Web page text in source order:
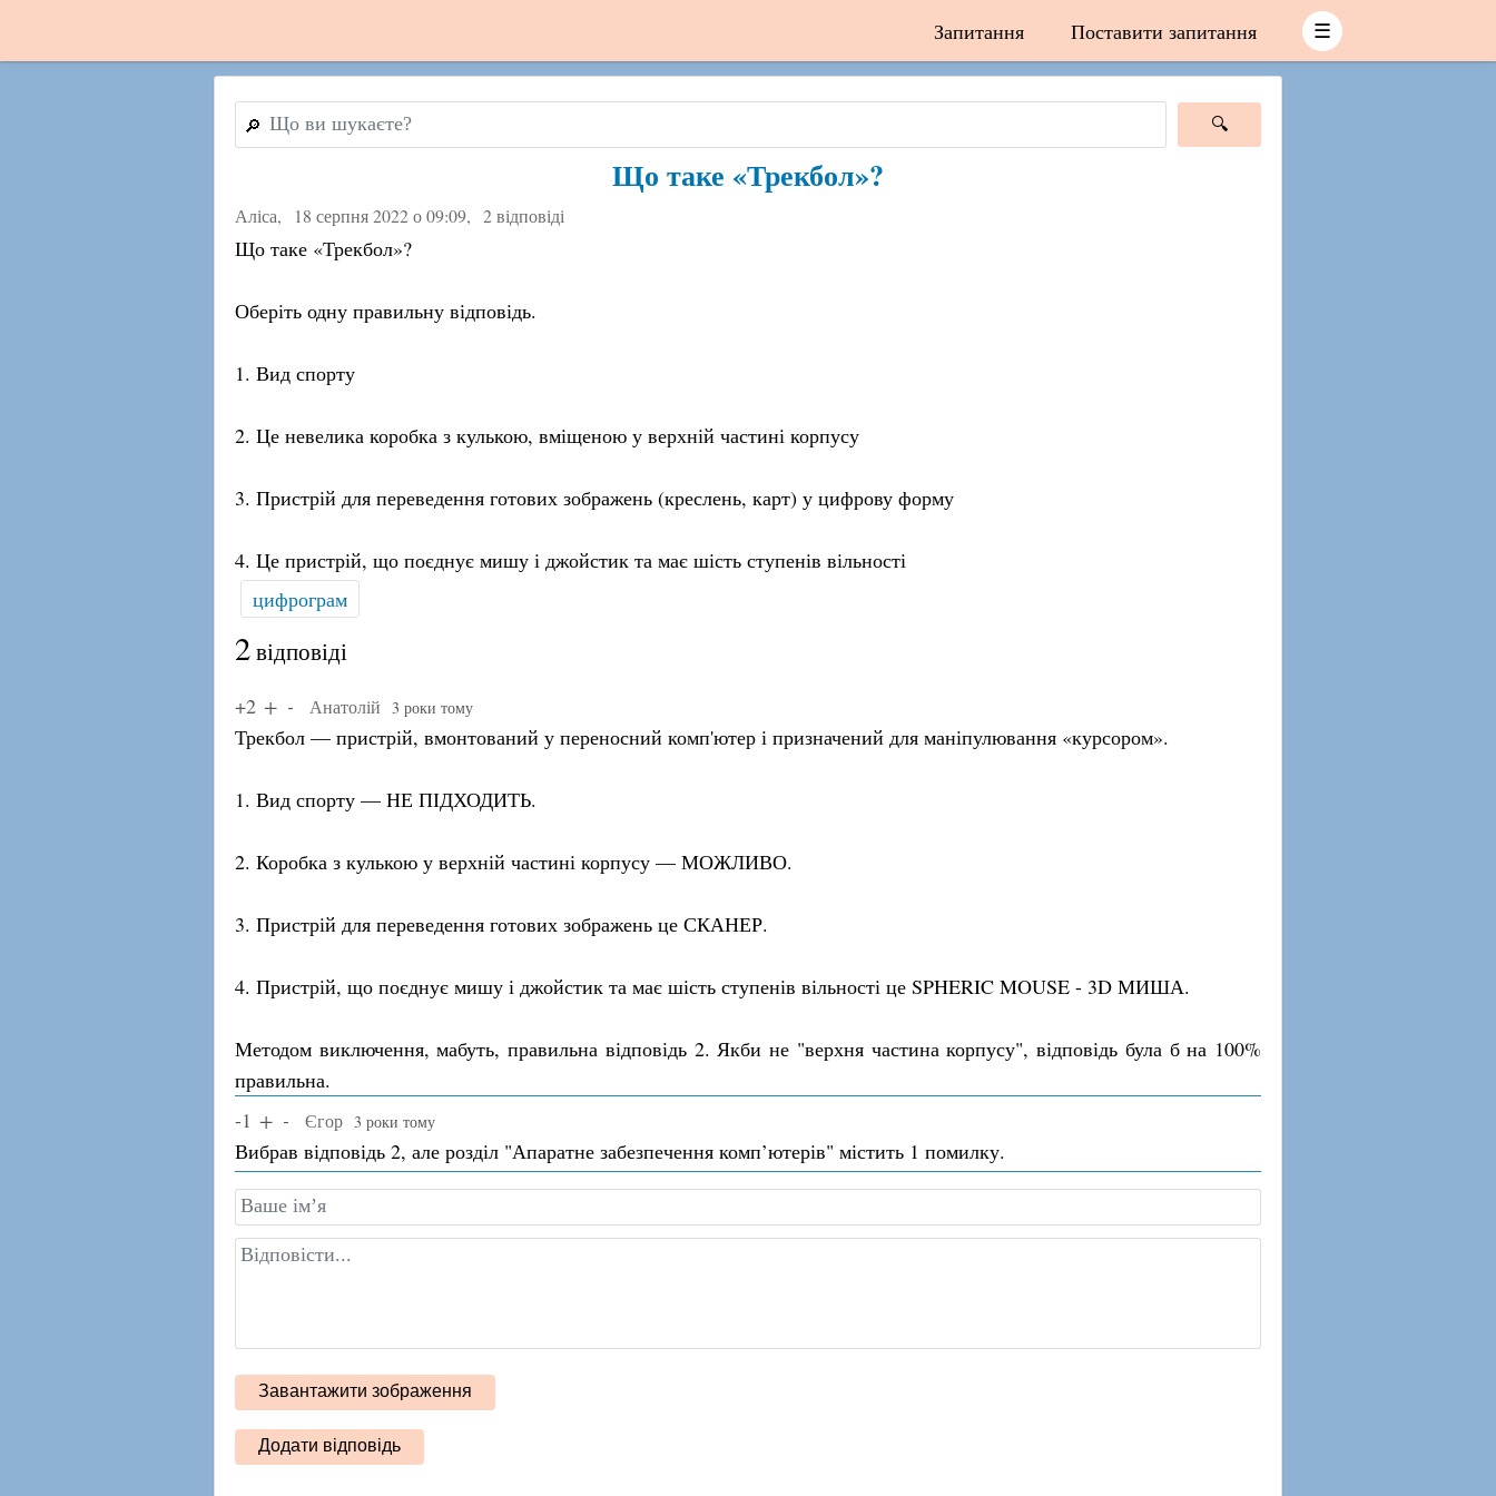
Запитання Поставити запитання ☰
🔎
Що таке «Трекбол»?
Аліса, 18 серпня 2022 о 09:09, 2 відповіді
Що таке «Трекбол»?
Оберіть одну правильну відповідь.
1. Вид спорту
2. Це невелика коробка з кулькою, вміщеною у верхній частині корпусу
3. Пристрій для переведення готових зображень (креслень, карт) у цифрову форму
4. Це пристрій, що поєднує мишу і джойстик та має шість ступенів вільності
цифрограм
2відповіді
+2 Анатолій 3 роки тому
Трекбол — пристрій, вмонтований у переносний комп'ютер і призначений для маніпулювання «курсором».
1. Вид спорту — НЕ ПІДХОДИТЬ.
2. Коробка з кулькою у верхній частині корпусу — МОЖЛИВО.
3. Пристрій для переведення готових зображень це СКАНЕР.
4. Пристрій, що поєднує мишу і джойстик та має шість ступенів вільності це SPHERIC MOUSE - 3D МИША.
Методом виключення, мабуть, правильна відповідь 2. Якби не "верхня частина корпусу", відповідь була б на 100%
правильна.
-1
Єгор 3 роки тому
Вибрав відповідь 2, але розділ "Апаратне забезпечення комп’ютерів" містить 1 помилку.